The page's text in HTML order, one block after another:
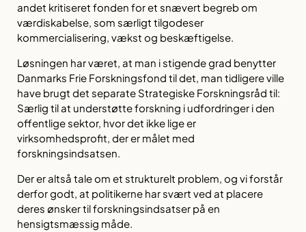
andet kritiseret fonden for et snævert begreb om
værdiskabelse, som særligt tilgodeser
kommercialisering, vækst og beskæftigelse.
Løsningen har været, at man i stigende grad benytter
Danmarks Frie Forskningsfond til det, man tidligere ville
have brugt det separate Strategiske Forskningsråd til:
Særlig til at understøtte forskning i udfordringer i den
offentlige sektor, hvor det ikke lige er
virksomhedsprofit, der er målet med
forskningsindsatsen.
Der er altså tale om et strukturelt problem, og vi forstår
derfor godt, at politikerne har svært ved at placere
deres ønsker til forskningsindsatser på en
hensigtsmæssig måde.